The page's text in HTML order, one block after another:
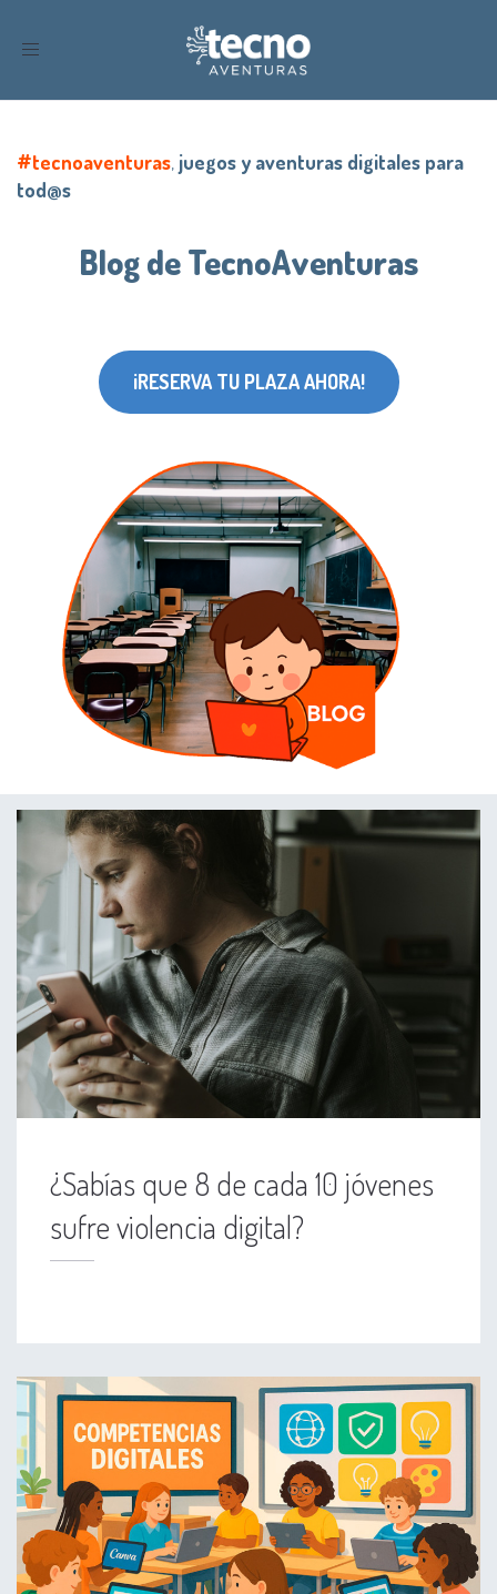
Toggle
#tecnoaventuras, juegos y aventuras digitales para
tod@s
Blog de TecnoAventuras
¡RESERVA TU PLAZA AHORA!
¿Sabías que 8 de cada 10 jóvenes
sufre violencia digital?